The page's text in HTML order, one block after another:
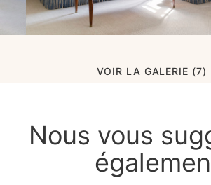
VOIR LA GALERIE (7)
Nous vous